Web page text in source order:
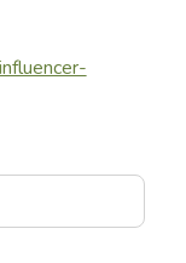
influencer-